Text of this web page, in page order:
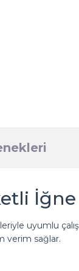
uyumlu
verim sağlar.